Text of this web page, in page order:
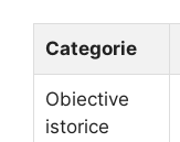
Categorie
Obiective
istorice